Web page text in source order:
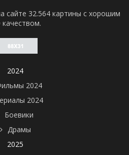
сайте 32.564 картины с хорошим
качеством.
2024
2024
2024
Боевики
Драмы
2025